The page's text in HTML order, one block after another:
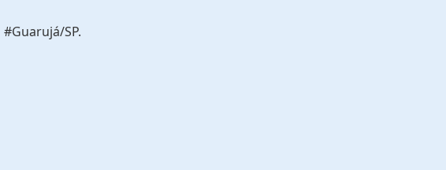
SP.